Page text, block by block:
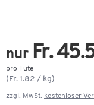
nur Fr.
pro Tüte
(Fr. 1.82 / kg)
zzgl. MwSt. kostenloser